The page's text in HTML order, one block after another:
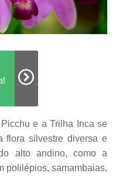
e a Trilha Inca se
flora silvestre diversa e
alto andino, como a
polilépios, samambaias,